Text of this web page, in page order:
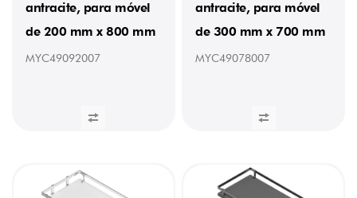
antracite, para móvel
de 200 mm x 800 mm
MYC49092007
antracite, para móvel
de 300 mm x 700 mm
MYC49078007